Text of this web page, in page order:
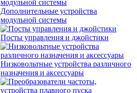
Дополнительные устройства
модульной системы
Посты управления и джойстики
Низковольтные устройства различного
назначения и аксессуары